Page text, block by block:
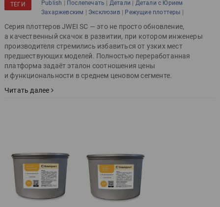
ТЕГИ Publish | Послепечать | Детали | Детали с Юрием
Захаржевским | Эксклюзив | Режущие плоттеры |
Серия плоттеров JWEI SC — это не просто обновление,
а качественный скачок в развитии, при котором инженеры
производителя стремились избавиться от узких мест
предшествующих моделей. Полностью переработанная
платформа задаёт эталон соотношения цены
и функциональности в среднем ценовом сегменте.
Читать далее